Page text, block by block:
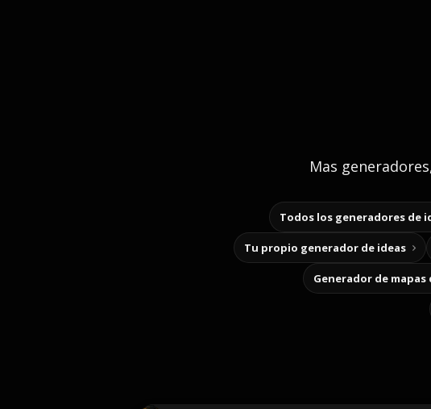
Mas
Todos los generadores de
Tu propio generador de ideas
Generador de